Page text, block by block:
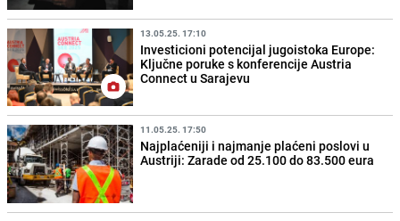
13.05.25. 17:10
Investicioni potencijal jugoistoka Europe:
Ključne poruke s konferencije Austria
Connect u Sarajevu
11.05.25. 17:50
Najplaćeniji i najmanje plaćeni poslovi u
Austriji: Zarade od 25.100 do 83.500 eura